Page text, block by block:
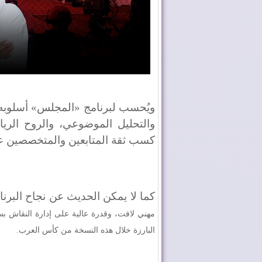
ويُحسب لبرنامج «المجلس» أسلوبه
والتحليل الموضوعي، والروح
كسب ثقة المتابعين
كما لا يمكن الحديث عن نجاح
مهني لافت، وقدرة عالية على إدارة النقاش
البارزة خلال هذه النسخة من كأس العرب.